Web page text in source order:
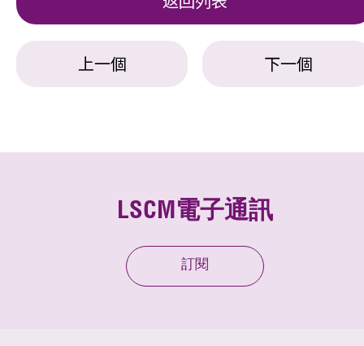
返回列表
上一個 下一個
LSCM電子通訊
訂閱